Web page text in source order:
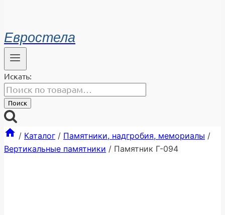
Евростела
Искать:
Поиск
/ Каталог / Памятники, надгробия, мемориалы /
Вертикальные памятники / Памятник Г-094